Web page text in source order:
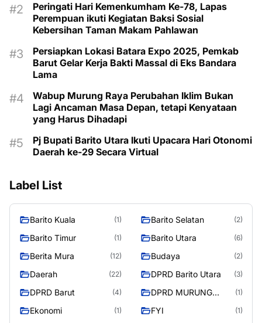
Peringati Hari Kemenkumham Ke-78, Lapas
Perempuan ikuti Kegiatan Baksi Sosial
Kebersihan Taman Makam Pahlawan
Persiapkan Lokasi Batara Expo 2025, Pemkab
Barut Gelar Kerja Bakti Massal di Eks Bandara
Lama
Wabup Murung Raya Perubahan Iklim Bukan
Lagi Ancaman Masa Depan, tetapi Kenyataan
yang Harus Dihadapi
Pj Bupati Barito Utara Ikuti Upacara Hari Otonomi
Daerah ke-29 Secara Virtual
Label List
Barito Kuala (1) Barito Selatan (2)
Barito Timur (1) Barito Utara (6)
Berita Mura (12) Budaya (2)
Daerah (22) DPRD Barito Utara (3)
DPRD Barut (4)
DPRD MURUNG
(1)
Ekonomi (1) FYI (1)